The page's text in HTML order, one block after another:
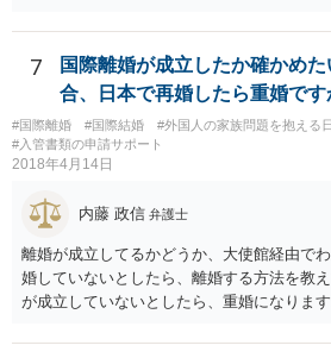
7
国際離婚が成立したか確かめ
合、日本で再婚したら重婚です
#国際離婚 #国際結婚
#外国人の家族問題を抱える
#入管書類の申請サポート
2018年4月14日
内藤 政信 弁護士
離婚が成立してるかどうか、大使館経由で
婚していないとしたら、離婚する方法を教
が成立していないとしたら、重婚になります